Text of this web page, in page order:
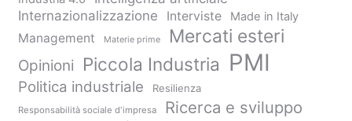
Internazionalizzazione
Interviste Made in Italy
Management Materie prime Mercati esteri
Opinioni Piccola Industria PMI
Politica industriale Resilienza
Responsabilità sociale d'impresa Ricerca e sviluppo